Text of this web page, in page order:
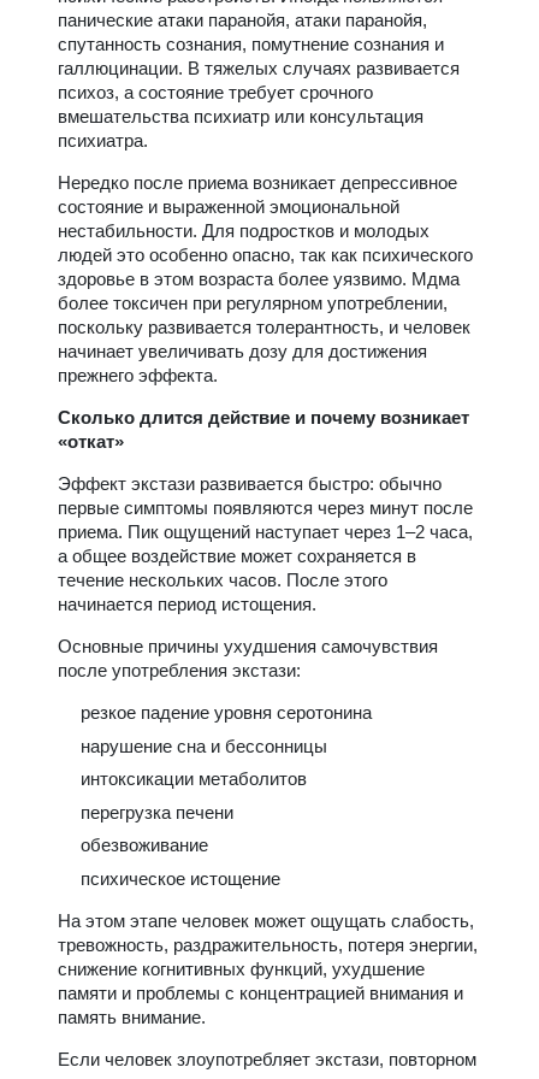
панические атаки паранойя, атаки паранойя,
спутанность сознания, помутнение сознания и
галлюцинации. В тяжелых случаях развивается
психоз, а состояние требует срочного
вмешательства психиатр или консультация
психиатра.
Нередко после приема возникает депрессивное
состояние и выраженной эмоциональной
нестабильности. Для подростков и молодых
людей это особенно опасно, так как психического
здоровье в этом возраста более уязвимо. Мдма
более токсичен при регулярном употреблении,
поскольку развивается толерантность, и человек
начинает увеличивать дозу для достижения
прежнего эффекта.
Сколько длится действие и почему возникает
«откат»
Эффект экстази развивается быстро: обычно
первые симптомы появляются через минут после
приема. Пик ощущений наступает через 1–2 часа,
а общее воздействие может сохраняется в
течение нескольких часов. После этого
начинается период истощения.
Основные причины ухудшения самочувствия
после употребления экстази:
резкое падение уровня серотонина
нарушение сна и бессонницы
интоксикации метаболитов
перегрузка печени
обезвоживание
психическое истощение
На этом этапе человек может ощущать слабость,
тревожность, раздражительность, потеря энергии,
снижение когнитивных функций, ухудшение
памяти и проблемы с концентрацией внимания и
память внимание.
Если человек злоупотребляет экстази, повторном